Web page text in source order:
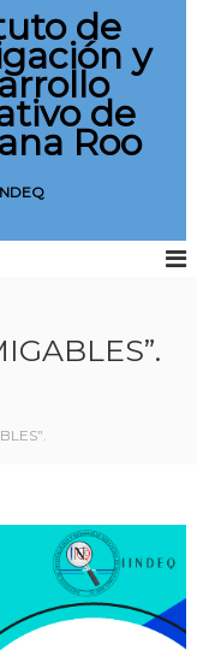
de
y
de
Roo